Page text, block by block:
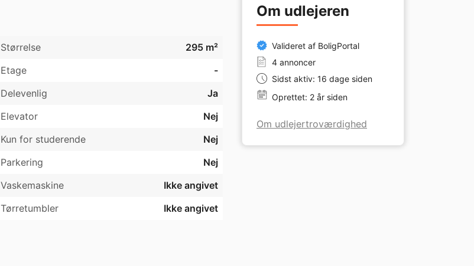
Størrelse
295 m²
Etage
-
Delevenlig
Ja
Elevator
Nej
Kun for studerende
Nej
Parkering
Nej
Vaskemaskine
Ikke angivet
Tørretumbler
Ikke angivet
Om udlejeren
Valideret af BoligPortal
4 annoncer
Sidst aktiv: 16 dage siden
Oprettet: 2 år siden
Om udlejertroværdighed